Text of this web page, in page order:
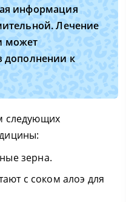
информация
Лечение
может
дополнении к
следующих
зерна.
с соком алоэ для